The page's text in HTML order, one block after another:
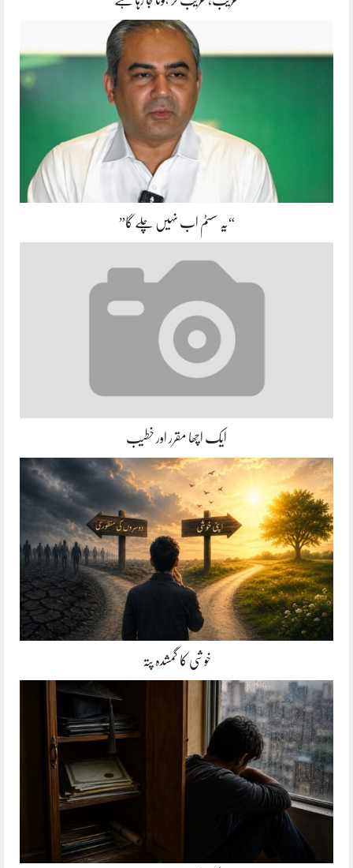
“یہ سسٹم اب نہیں چلے گا”
ایک اچھا مقرر اور خطیب
خوشی کا گمشدہ پتہ